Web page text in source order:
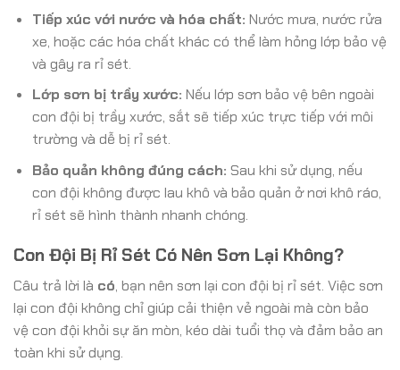
Tiếp xúc với nước và hóa chất: Nước mưa, nước rửa
xe, hoặc các hóa chất khác có thể làm hỏng lớp bảo vệ
và gây ra rỉ sét.
Lớp sơn bị trầy xước: Nếu lớp sơn bảo vệ bên ngoài
con đội bị trầy xước, sắt sẽ tiếp xúc trực tiếp với môi
trường và dễ bị rỉ sét.
Bảo quản không đúng cách: Sau khi sử dụng, nếu
con đội không được lau khô và bảo quản ở nơi khô ráo,
rỉ sét sẽ hình thành nhanh chóng.
Con Đội Bị Rỉ Sét Có Nên Sơn Lại Không?
Câu trả lời là có, bạn nên sơn lại con đội bị rỉ sét. Việc sơn
lại con đội không chỉ giúp cải thiện vẻ ngoài mà còn bảo
vệ con đội khỏi sự ăn mòn, kéo dài tuổi thọ và đảm bảo an
toàn khi sử dụng.